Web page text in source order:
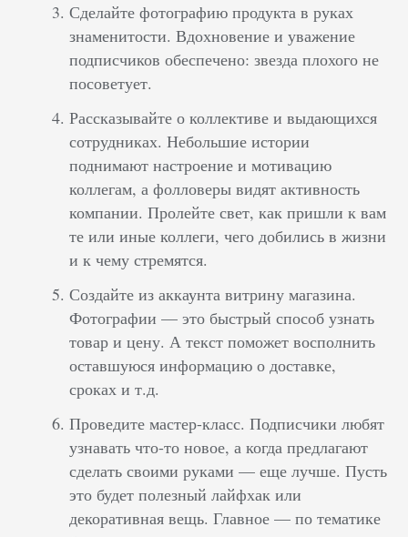
Сделайте фотографию продукта в руках
знаменитости. Вдохновение и уважение
подписчиков обеспечено: звезда плохого не
посоветует.
Рассказывайте о коллективе и выдающихся
сотрудниках. Небольшие истории
поднимают настроение и мотивацию
коллегам, а фолловеры видят активность
компании. Пролейте свет, как пришли к вам
те или иные коллеги, чего добились в жизни
и к чему стремятся.
Создайте из аккаунта витрину магазина.
Фотографии — это быстрый способ узнать
товар и цену. А текст поможет восполнить
оставшуюся информацию о доставке,
сроках и т.д.
Проведите мастер-класс. Подписчики любят
узнавать что-то новое, а когда предлагают
сделать своими руками — еще лучше. Пусть
это будет полезный лайфхак или
декоративная вещь. Главное — по тематике